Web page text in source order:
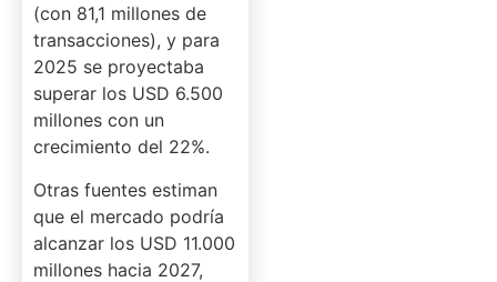
(con 81,1 millones de
transacciones), y para
2025 se proyectaba
superar los USD 6.500
millones con un
crecimiento del 22%.
Otras fuentes estiman
que el mercado podría
alcanzar los USD 11.000
millones hacia 2027,